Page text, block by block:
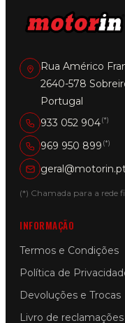
Rua Américo
2640-578
Portugal
933 052 904(*)
969 950 899 (*)
(*) Chamada para a rede
INFORMAÇÃO
Termos e Condições
Política de
Devoluções e Trocas
Livro de reclamações